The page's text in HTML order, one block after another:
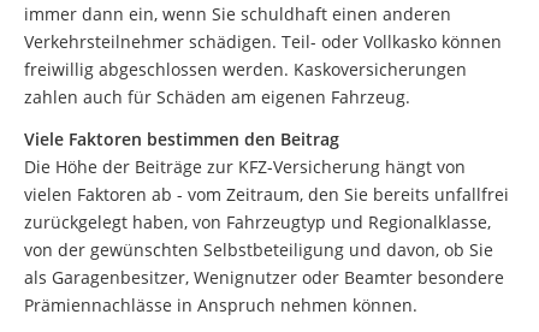
immer dann ein, wenn Sie schuldhaft einen anderen
Verkehrsteilnehmer schädigen. Teil- oder Vollkasko können
freiwillig abgeschlossen werden. Kaskoversicherungen
zahlen auch für Schäden am eigenen Fahrzeug.
Viele Faktoren bestimmen den Beitrag
Die Höhe der Beiträge zur KFZ-Versicherung hängt von
vielen Faktoren ab - vom Zeitraum, den Sie bereits unfallfrei
zurückgelegt haben, von Fahrzeugtyp und Regionalklasse,
von der gewünschten Selbstbeteiligung und davon, ob Sie
als Garagenbesitzer, Wenignutzer oder Beamter besondere
Prämiennachlässe in Anspruch nehmen können.